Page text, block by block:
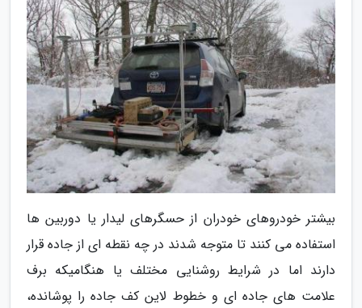
بیشتر خودروهای خودران از حسگرهای لیدار یا دوربین ها
استفاده می کنند تا متوجه شدند در چه نقطه ای از جاده قرار
دارند اما در شرایط روشنایی مختلف یا هنگامیکه برف
علامت های جاده ای و خطوط لاین کف جاده را پوشانده،